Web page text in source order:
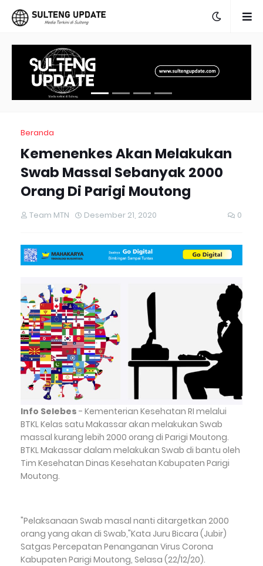
Beranda
Kemenenkes Akan Melakukan
Swab Massal Sebanyak 2000
Orang Di Parigi Moutong
Team MTN Desember 21, 2020 0
Info Selebes - Kementerian Kesehatan RI melalui
BTKL Kelas satu Makassar akan melakukan Swab
massal kurang lebih 2000 orang di Parigi Moutong.
BTKL Makassar dalam melakukan Swab di bantu oleh
Tim Kesehatan Dinas Kesehatan Kabupaten Parigi
Moutong.
"Pelaksanaan Swab masal nanti ditargetkan 2000
orang yang akan di Swab,"Kata Juru Bicara (Jubir)
Satgas Percepatan Penanganan Virus Corona
Kabupaten Parigi Moutong, Selasa (22/12/20).